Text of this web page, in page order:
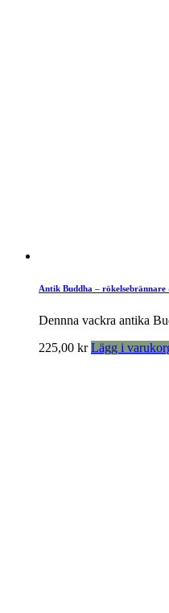
Antik Buddha – rökelsebrännare
Dennna vackra antika
225,00 kr Lägg i